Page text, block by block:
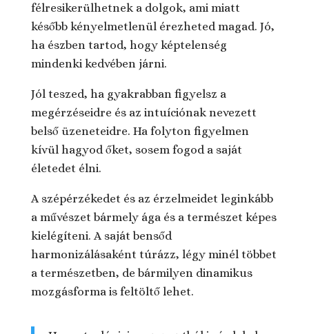
félresikerülhetnek a dolgok, ami miatt
később kényelmetlenül érezheted magad. Jó,
ha észben tartod, hogy képtelenség
mindenki kedvében járni.
Jól teszed, ha gyakrabban figyelsz a
megérzéseidre és az intuíciónak nevezett
belső üzeneteidre. Ha folyton figyelmen
kívül hagyod őket, sosem fogod a saját
életedet élni.
A szépérzékedet és az érzelmeidet leginkább
a művészet bármely ága és a természet képes
kielégíteni. A saját bensőd
harmonizálásaként túrázz, légy minél többet
a természetben, de bármilyen dinamikus
mozgásforma is feltöltő lehet.